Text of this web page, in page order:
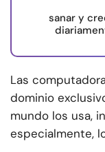
sanar y
Las
dominio
mundo los usa,
especialmente,